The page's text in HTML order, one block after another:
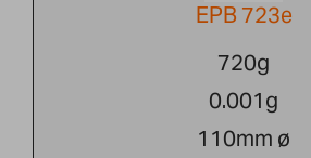
EPB 723e
720g
0.001g
110mm ø